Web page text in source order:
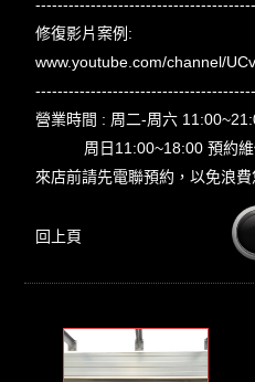
修復影片案例:
www.youtube.com/channel/
營業時間 : 周二-周六
周日11:00~18:00 預約維
來店前請先電聯預約，以免浪
回上頁